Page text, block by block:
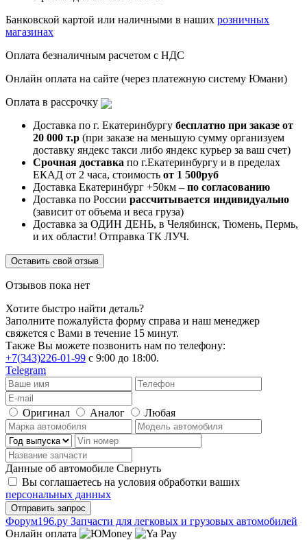
Банковской картой или наличными в наших розничных
магазинах
Оплата безналичным расчетом с НДС
Онлайн оплата на сайте (через платежную систему Юмани)
Оплата в рассрочку
Доставка по г. Екатеринбургу бесплатно при заказе от
20 000 т.р (при заказе на меньшую сумму организуем
доставку яндекс такси либо яндекс курьер за ваш счет)
Срочная доставка по г.Екатеринбургу и в пределах
ЕКАД от 2 часа, стоимость от 1 500руб
Доставка Екатеринбург +50км – по согласованию
Доставка по России рассчитывается индивидуально
(зависит от объема и веса груза)
Доставка за ОДИН ДЕНЬ, в Челябинск, Тюмень, Пермь,
и их области! Отправка ТК ЛУЧ.
Оставить свой отзыв
Отзывов пока нет
Хотите быстро найти деталь?
Заполните пожалуйста форму справа и наш менеджер
свяжется с Вами в течение 15 минут.
Также Вы можете позвонить нам по телефону:
+7(343)226-01-99 с 9:00 до 18:00.
Telegram
Оригинал Аналог Любая
Данные об автомобиле Свернуть
Вы соглашаетесь на условия обработки ваших
персональных данных
Фoрум196.ру Запчасти для легковых и грузовых автомобилей
Онлайн оплата